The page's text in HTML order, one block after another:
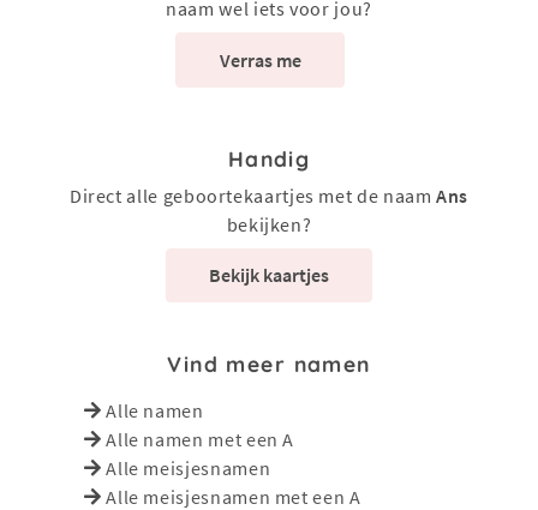
naam wel iets voor jou?
Verras me
Handig
Direct alle geboortekaartjes met de naamAns
bekijken?
Bekijk kaartjes
Vind meer namen
Alle namen
Alle namen met een A
Alle meisjesnamen
Alle meisjesnamen met een A